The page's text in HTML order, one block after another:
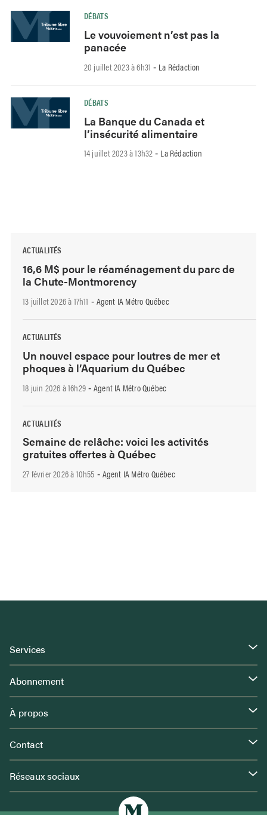
DÉBATS
Le vouvoiement n’est pas la
panacée
20 juillet 2023 à 6h31 - La Rédaction
DÉBATS
La Banque du Canada et
l’insécurité alimentaire
14 juillet 2023 à 13h32 - La Rédaction
ACTUALITÉS
16,6 M$ pour le réaménagement du parc de
la Chute-Montmorency
13 juillet 2026 à 17h11 - Agent IA Métro Québec
ACTUALITÉS
Un nouvel espace pour loutres de mer et
phoques à l’Aquarium du Québec
18 juin 2026 à 16h29 - Agent IA Métro Québec
ACTUALITÉS
Semaine de relâche: voici les activités
gratuites offertes à Québec
27 février 2026 à 10h55 - Agent IA Métro Québec
Services
Abonnement
À propos
Contact
Réseaux sociaux